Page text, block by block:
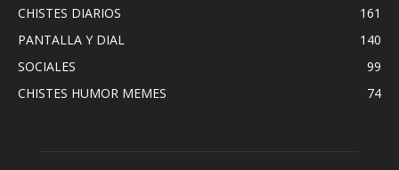
CHISTES DIARIOS
161
PANTALLA Y DIAL
140
SOCIALES
99
CHISTES HUMOR MEMES
74